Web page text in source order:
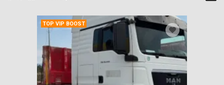
TOP VIP BOOST